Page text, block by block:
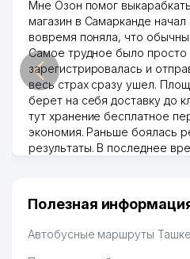
34
ХОРЕОГРАФИЧЕСКАЯ
ИНТЕРНАТ
Мне Озон помог
магазин в Самарканде начал
вовремя поняла, что
Самое трудное было просто
зарегистрировалась и
весь страх сразу ушел.
берет на себя доставку до
тут хранение бесплатное
экономия. Раньше боялась
результаты. В последнее
Hamida 03.08.2026 12:45:39
Полезная
Автобусные маршруты